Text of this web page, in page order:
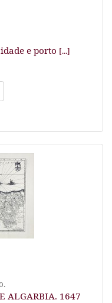
e porto [...]
ALGARBIA. 1647